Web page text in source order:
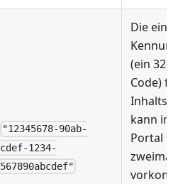
"12345678-90ab-
cdef-1234-
567890abcdef"
Die
(ein 32-
Code)
kann im
Portal
zweimal